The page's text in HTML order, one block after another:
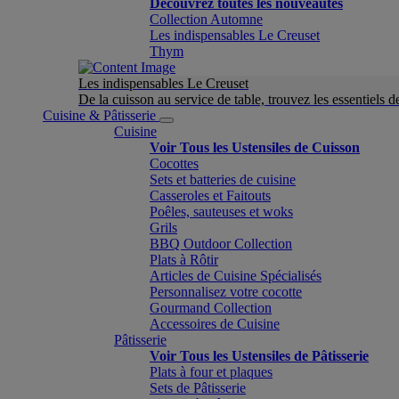
Découvrez toutes les nouveautés
Collection Automne
Les indispensables Le Creuset
Thym
Les indispensables Le Creuset
De la cuisson au service de table, trouvez les essentiels
Cuisine & Pâtisserie
Cuisine
Voir Tous les Ustensiles de Cuisson
Cocottes
Sets et batteries de cuisine
Casseroles et Faitouts
Poêles, sauteuses et woks
Grils
BBQ Outdoor Collection
Plats à Rôtir
Articles de Cuisine Spécialisés
Personnalisez votre cocotte
Gourmand Collection
Accessoires de Cuisine
Pâtisserie
Voir Tous les Ustensiles de Pâtisserie
Plats à four et plaques
Sets de Pâtisserie